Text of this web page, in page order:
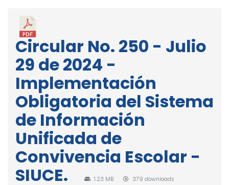
Circular No. 250 - Julio
29 de 2024 -
Implementación
Obligatoria del Sistema
de Información
Unificada de
Convivencia Escolar -
SIUCE.
1.23 MB 379 downloads